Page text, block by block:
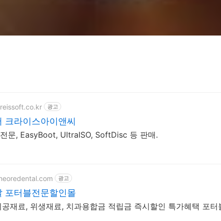
광고
크라이스아이앤씨
문, EasyBoot, UltraISO, SoftDisc 등 판매.
광고
포터블전문할인몰
재료, 위생재료, 치과용합금 적립금 즉시할인 특가혜택 포터